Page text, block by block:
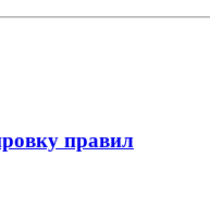
правил